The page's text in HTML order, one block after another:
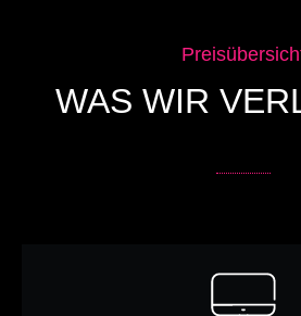
WAS WIR